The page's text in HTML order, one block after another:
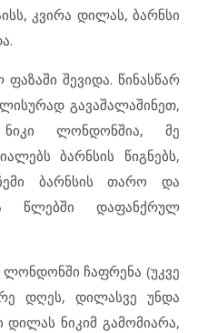
კვირა დილას, ბარნსი
ფაზაში შევიდა. წინასწარ
გავაშალაშინეთ,
ნიკი ლონდონშია, მე
ბარნსის წიგნებს,
ბარნსის თარო და
წლებში დაფანქრულ
ლონდონში ჩაფრენა (უკვე
დღეს, დილასვე უნდა
დილას ნიკიმ გამომიარა,